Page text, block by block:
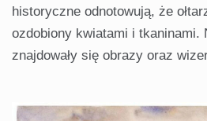
historyczne odnotowują, że
ozdobiony kwiatami i tkaninami.
znajdowały się obrazy oraz